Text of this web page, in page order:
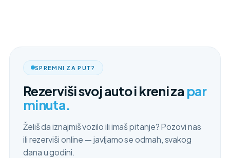
SPREMNI ZA PUT?
Rezerviši svoj auto i kreni za par
minuta.
Želiš da iznajmiš vozilo ili imaš pitanje? Pozovi nas
ili rezerviši online — javljamo se odmah, svakog
dana u godini.